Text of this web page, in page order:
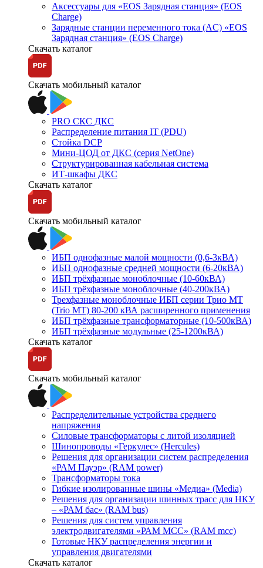
Аксессуары для «EOS Зарядная станция» (EOS
Charge)
Зарядные станции переменного тока (AC) «EOS
Зарядная станция» (EOS Charge)
Скачать каталог
Скачать мобильный каталог
PRO СКС ДКС
Распределение питания IT (PDU)
Стойка DCP
Мини-ЦОД от ДКС (серия NetOne)
Структурированная кабельная система
ИТ-шкафы ДКС
Скачать каталог
Скачать мобильный каталог
ИБП однофазные малой мощности (0,6-3кВА)
ИБП однофазные средней мощности (6-20кВА)
ИБП трёхфазные моноблочные (10-60кВА)
ИБП трёхфазные моноблочные (40-200кВА)
Трехфазные моноблочные ИБП серии Трио МТ
(Trio MT) 80-200 кВА расширенного применения
ИБП трёхфазные трансформаторные (10-500кВА)
ИБП трёхфазные модульные (25-1200кВА)
Скачать каталог
Скачать мобильный каталог
Распределительные устройства среднего
напряжения
Силовые трансформаторы с литой изоляцией
Шинопроводы «Геркулес» (Hercules)
Решения для организации систем распределения
«РАМ Пауэр» (RAM power)
Трансформаторы тока
Гибкие изолированные шины «Медиа» (Media)
Решения для организации шинных трасс для НКУ
– «РАМ бас» (RAM bus)
Решения для систем управления
электродвигателями «РАМ МСС» (RAM mcc)
Готовые НКУ распределения энергии и
управления двигателями
Скачать каталог